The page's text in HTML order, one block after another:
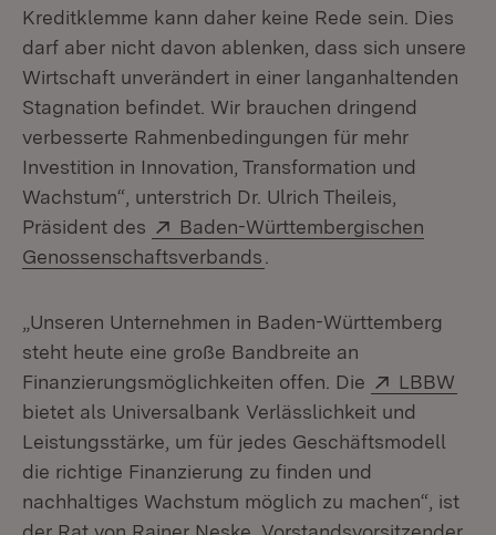
Kreditklemme kann daher keine Rede sein. Dies
darf aber nicht davon ablenken, dass sich unsere
Wirtschaft unverändert in einer langanhaltenden
Stagnation befindet. Wir brauchen dringend
verbesserte Rahmenbedingungen für mehr
Investition in Innovation, Transformation und
Wachstum“, unterstrich Dr. Ulrich Theileis,
Präsident des
Extern:
Baden-Württembergischen
Genossenschaftsverbands
„Unseren Unternehmen in Baden-Württemberg
steht heute eine große Bandbreite an
Finanzierungsmöglichkeiten offen. Die
Extern:
LBBW
bietet als Universalbank Verlässlichkeit und
Leistungsstärke, um für jedes Geschäftsmodell
die richtige Finanzierung zu finden und
nachhaltiges Wachstum möglich zu machen“, ist